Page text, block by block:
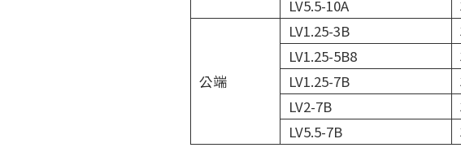
LV5.5-10A
公端
LV1.25-3B
LV1.25-5B8
LV1.25-7B
LV2-7B
LV5.5-7B